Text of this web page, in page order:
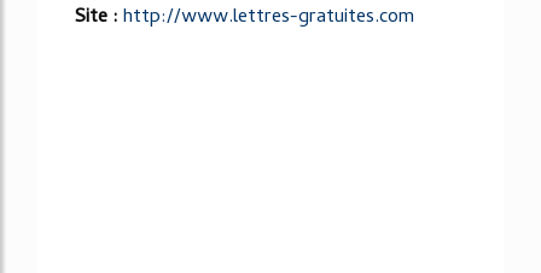
Site :http://www.lettres-gratuites.com